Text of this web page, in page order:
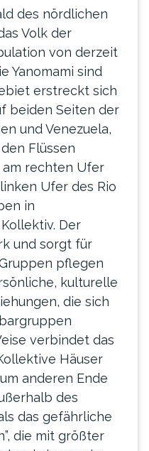
des nördlichen
Volk der
von derzeit
Yanomami sind
erstreckt sich
beiden Seiten der
und Venezuela,
Flüssen
am rechten Ufer
Ufer des Rio
in
Der
und sorgt für
pflegen
kulturelle
die sich
verbindet das
Häuser
anderen Ende
des
das gefährliche
die mit größter